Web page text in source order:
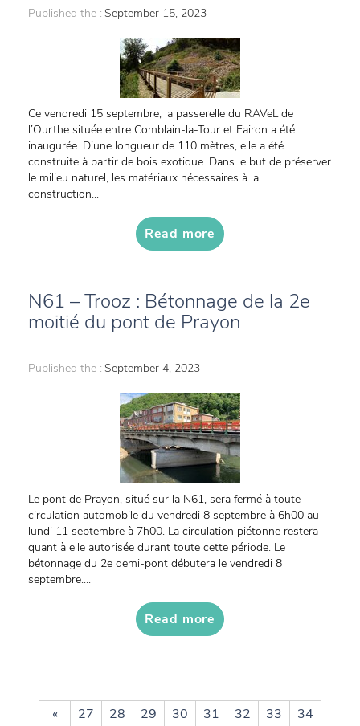
Published the : September 15, 2023
Ce vendredi 15 septembre, la passerelle du RAVeL de
l’Ourthe située entre Comblain-la-Tour et Fairon a été
inaugurée. D’une longueur de 110 mètres, elle a été
construite à partir de bois exotique. Dans le but de préserver
le milieu naturel, les matériaux nécessaires à la
construction...
Read more
N61 – Trooz : Bétonnage de la 2e
moitié du pont de Prayon
Published the : September 4, 2023
Le pont de Prayon, situé sur la N61, sera fermé à toute
circulation automobile du vendredi 8 septembre à 6h00 au
lundi 11 septembre à 7h00. La circulation piétonne restera
quant à elle autorisée durant toute cette période. Le
bétonnage du 2e demi-pont débutera le vendredi 8
septembre....
Read more
« 27 28 29 30 31 32 33
34